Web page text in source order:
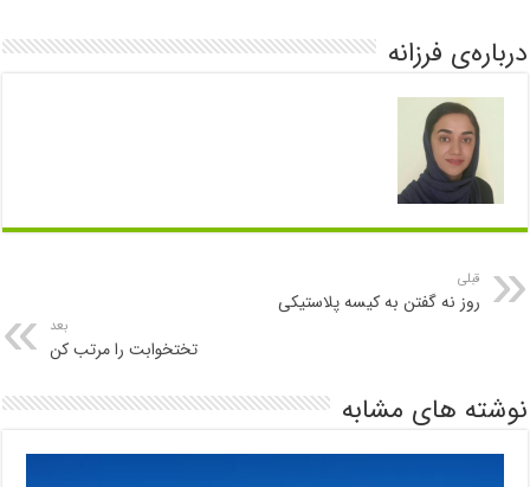
درباره‌ی فرزانه
قبلی
روز نه گفتن به کیسه پلاستیکی
بعد
تختخوابت را مرتب کن
نوشته های مشابه